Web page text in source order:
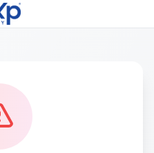
República Dominicana